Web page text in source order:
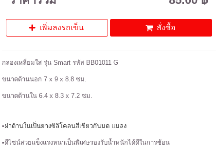
เพิ่มลงรถเข็น สั่งซื้อ
กล่องเหลี่ยมใส รุ่น Smart รหัส BB01011 G
ขนาดด้านนอก 7 x 9 x 8.8 ซม.
ขนาดด้านใน 6.4 x 8.3 x 7.2 ซม.
•ฝาด้านในเป็นยางซิลิโคลนสีเขียวกันมด แมลง
•ดีไซน์สวยแข็งแรงหนาเป็นพิเศษรองรับน้ำหนักได้ดีในการซ้อน